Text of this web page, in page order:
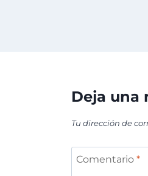
Deja una
Tu dirección de
Comentario *